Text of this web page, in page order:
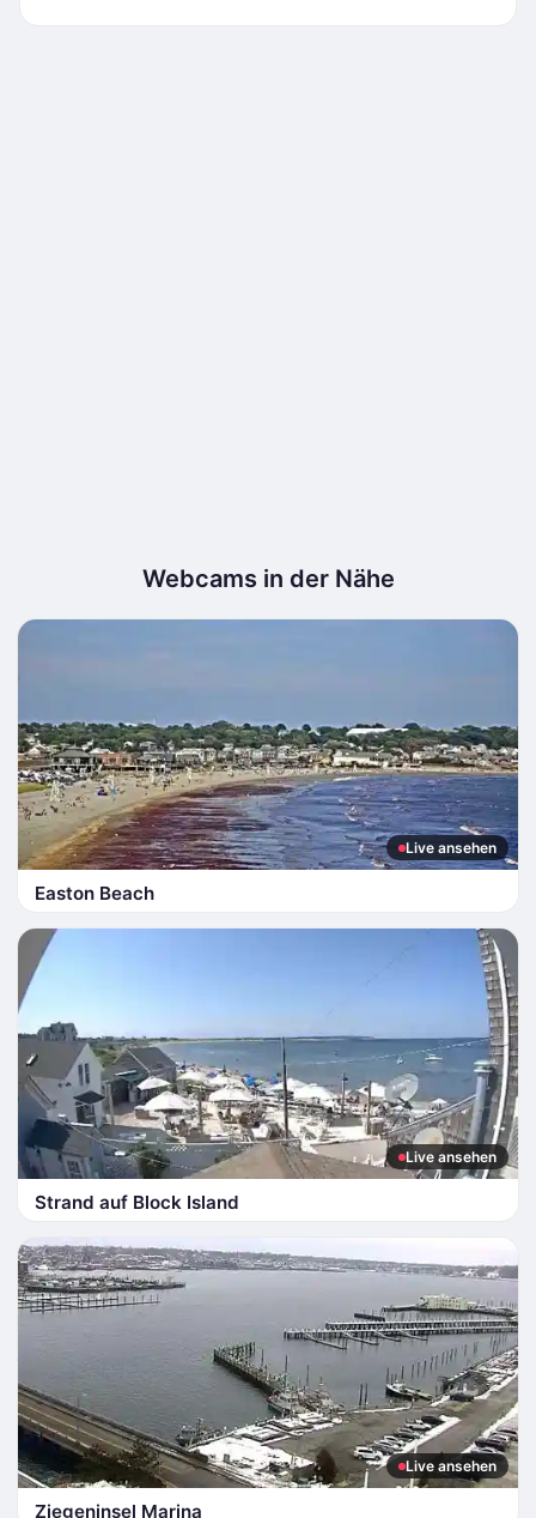
Webcams in der Nähe
Live ansehen
Easton Beach
Live ansehen
Strand auf Block Island
Live ansehen
Ziegeninsel Marina